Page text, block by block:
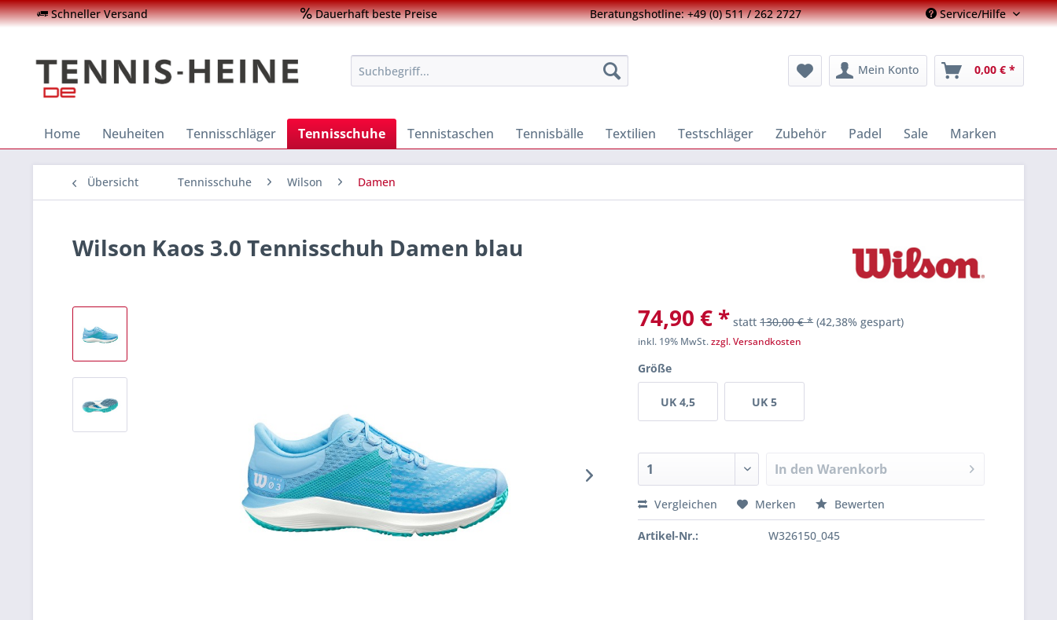
Schneller Versand Dauerhaft beste Preise Beratungshotline: +49 (0) 511 / 262 2727 Service/Hilfe
Mein Konto 0,00 € *
Home Neuheiten Tennisschläger Tennisschuhe Tennistaschen Tennisbälle Textilien Testschläger Zubehör Padel Sale Marken
Übersicht Tennisschuhe Wilson Damen
Wilson Kaos 3.0 Tennisschuh Damen blau
74,90 € * statt130,00 € * (42,38% gespart)
inkl. 19% MwSt.zzgl. Versandkosten
Größe
UK 4,5 UK 5
In den Warenkorb
Vergleichen Merken Bewerten
Artikel-Nr.: W326150_045